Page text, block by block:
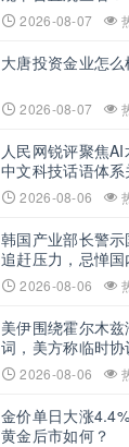
2026-08-07
大唐投资金业怎
2026-08-07
人民网锐评聚焦
中文科技话语体
权争夺
2026-08-06
韩国产业部长警
追赶压力，忌惮
体，呼吁加码本土
流失
2026-08-06
美伊围绕霍尔木
词，美方称临时
坚称仅与阿曼双边
决于美方态度
2026-08-06
金价单日大涨
黄金后市如何？